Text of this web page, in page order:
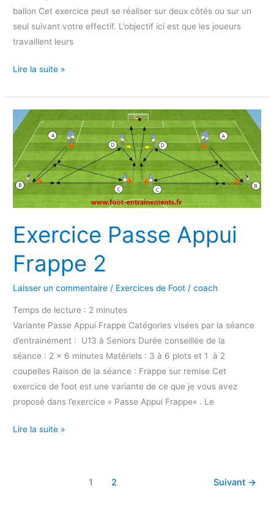
ballon Cet exercice peut se réaliser sur deux côtés ou sur un
seul suivant votre effectif. L’objectif ici est que les joueurs
travaillent leurs
Lire la suite »
Exercice Passe Appui
Frappe 2
Laisser un commentaire / Exercices de Foot /coach
Temps de lecture : 2 minutes
Variante Passe Appui Frappe Catégories visées par la séance
d’entrainement : U13 à Seniors Durée conseillée de la
séance : 2 x 6 minutes Matériels : 3 à 6 plots et 1 à 2
coupelles Raison de la séance : Frappe sur remise Cet
exercice de foot est une variante de ce que je vous avez
proposé dans l’exercice « Passe Appui Frappe« . Le
Exercice
Passe
Appui
Frappe
Lire la suite »
1 2 Suivant →